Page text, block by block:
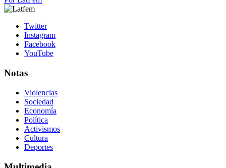
Twitter
Instagram
Facebook
YouTube
Notas
Violencias
Sociedad
Economía
Política
Activismos
Cultura
Deportes